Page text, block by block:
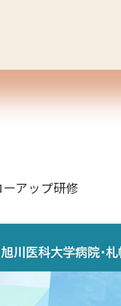
アップ研修